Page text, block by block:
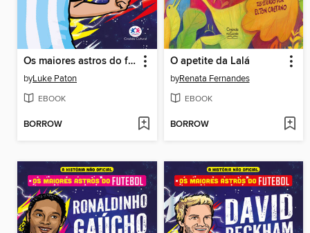
Os maiores astros do futebol--Lionel Messi
byLuke Paton
EBOOK
BORROW
O apetite da Lalá
byRenata Fernandes
EBOOK
BORROW